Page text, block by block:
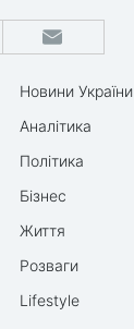
Новини України
Аналітика
Політика
Бізнес
Життя
Розваги
Lifestyle